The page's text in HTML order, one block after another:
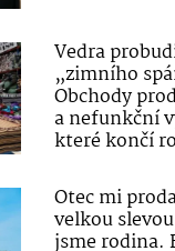
Vedra
„zimního
Obchody
a nefunkční
které končí
Otec mi
velkou
jsme rodina.